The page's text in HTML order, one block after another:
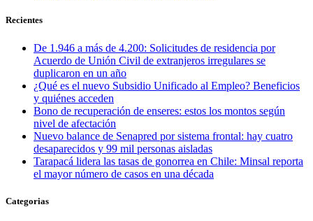
Recientes
De 1.946 a más de 4.200: Solicitudes de residencia por
Acuerdo de Unión Civil de extranjeros irregulares se
duplicaron en un año
¿Qué es el nuevo Subsidio Unificado al Empleo? Beneficios
y quiénes acceden
Bono de recuperación de enseres: estos los montos según
nivel de afectación
Nuevo balance de Senapred por sistema frontal: hay cuatro
desaparecidos y 99 mil personas aisladas
Tarapacá lidera las tasas de gonorrea en Chile: Minsal reporta
el mayor número de casos en una década
Categorias